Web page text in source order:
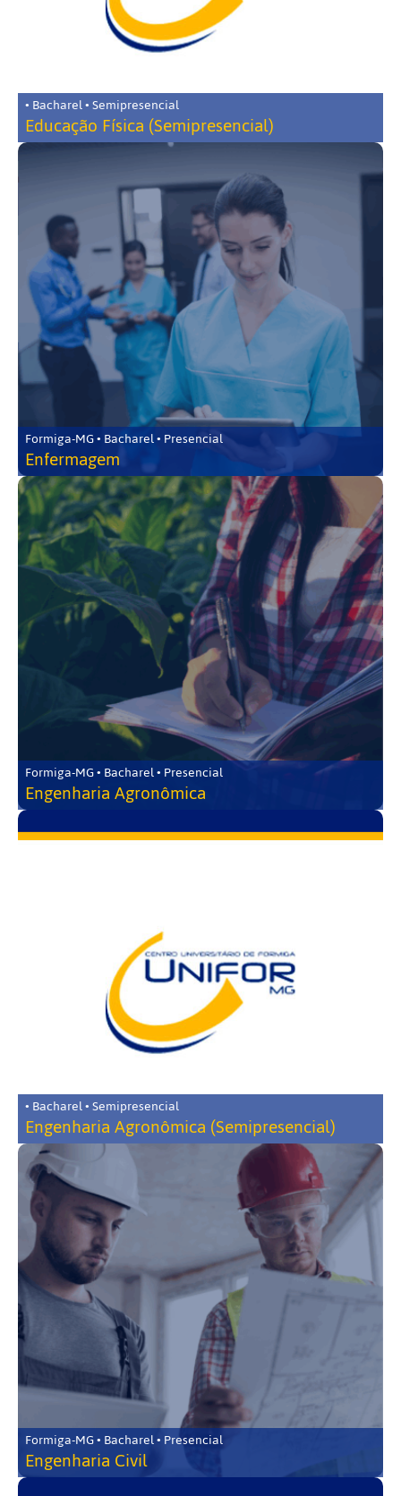
• Bacharel • Semipresencial
Educação Física (Semipresencial)
Formiga-MG • Bacharel • Presencial
Enfermagem
Formiga-MG • Bacharel • Presencial
Engenharia Agronômica
• Bacharel • Semipresencial
Engenharia Agronômica (Semipresencial)
Formiga-MG • Bacharel • Presencial
Engenharia Civil